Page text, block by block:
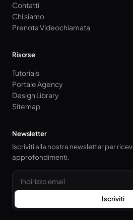
Contatti
Chi siamo
Prenota Videochiamata
Risorse
Tutorials
Portale Agency
Design Library
Sitemap
Newsletter
Iscriviti alla nostra newsletter per
approfondimenti.
Email
Iscriviti